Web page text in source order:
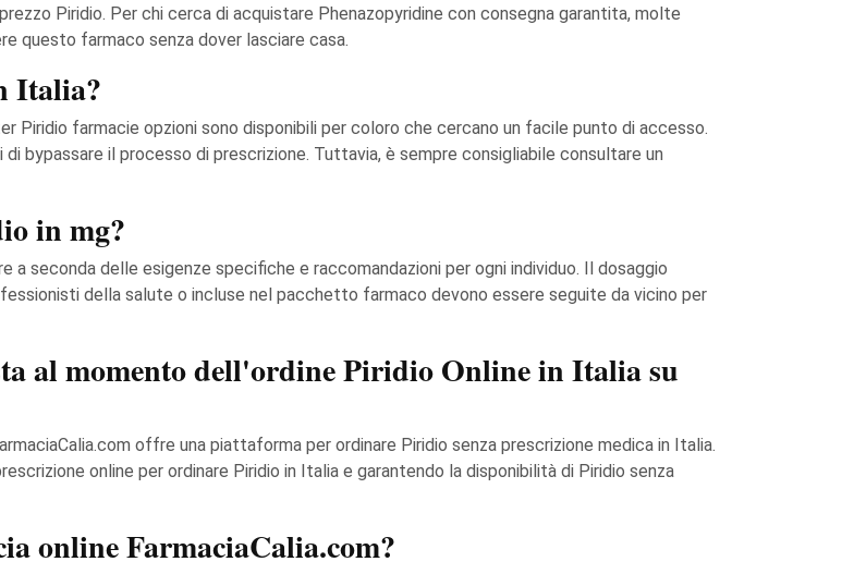
Piridio. Per chi cerca di acquistare Phenazopyridine con consegna garantita, molte
questo farmaco senza dover lasciare casa.
Italia?
Piridio farmacie opzioni sono disponibili per coloro che cercano un facile punto di accesso.
bypassare il processo di prescrizione. Tuttavia, è sempre consigliabile consultare un
in mg?
a seconda delle esigenze specifiche e raccomandazioni per ogni individuo. Il dosaggio
della salute o incluse nel pacchetto farmaco devono essere seguite da vicino per
al momento dell'ordine Piridio Online in Italia su
offre una piattaforma per ordinare Piridio senza prescrizione medica in Italia.
online per ordinare Piridio in Italia e garantendo la disponibilità di Piridio senza
online FarmaciaCalia.com?